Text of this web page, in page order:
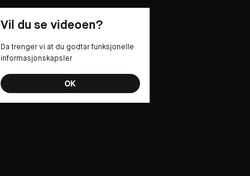
Vil du se videoen?
Da trenger vi at du godtar funksjonelle
informasjonskapsler
OK